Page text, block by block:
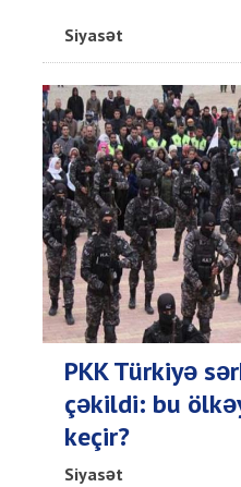
Siyasət
PKK Türkiyə
çəkildi: bu
keçir?
Siyasət